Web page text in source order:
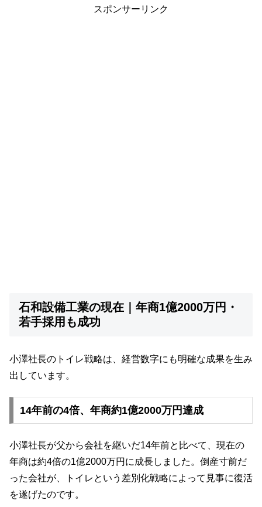
スポンサーリンク
石和設備工業の現在｜年商1億2000万円・
若手採用も成功
小澤社長のトイレ戦略は、経営数字にも明確な成果を生み
出しています。
14年前の4倍、年商約1億2000万円達成
小澤社長が父から会社を継いだ14年前と比べて、現在の
年商は約4倍の1億2000万円に成長しました。倒産寸前だ
った会社が、トイレという差別化戦略によって見事に復活
を遂げたのです。